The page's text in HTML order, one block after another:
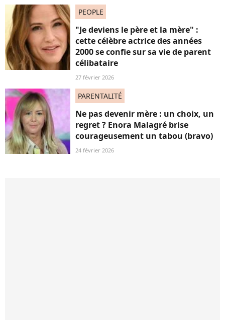
PEOPLE
"Je deviens le père et la mère" :
cette célèbre actrice des années
2000 se confie sur sa vie de parent
célibataire
27 février 2026
PARENTALITÉ
Ne pas devenir mère : un choix, un
regret ? Enora Malagré brise
courageusement un tabou (bravo)
24 février 2026